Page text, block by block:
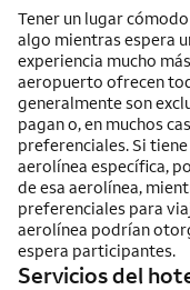
Tener un lugar
algo mientras espera
experiencia mucho
aeropuerto ofrecen
generalmente son
pagan o, en muchos
preferenciales. Si
aerolínea específica,
de esa aerolínea,
preferenciales para
aerolínea podrían
espera participantes.
Servicios del